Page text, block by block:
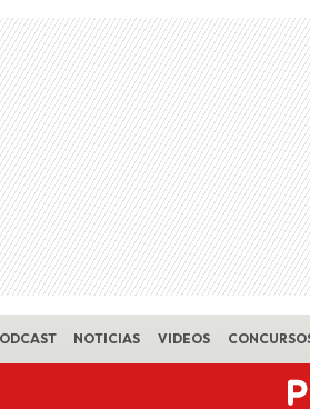
NOTICIAS VIDEOS